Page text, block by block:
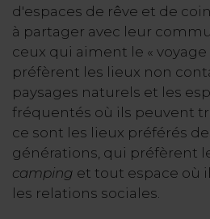
d'espaces de rêve et de
à partager avec leur
ceux qui aiment le « voyage
préfèrent les lieux non
paysages naturels et les
fréquentés où ils peuvent
ce sont les lieux préférés
générations, qui préfèrent
camping et tout espace où
les relations sociales.